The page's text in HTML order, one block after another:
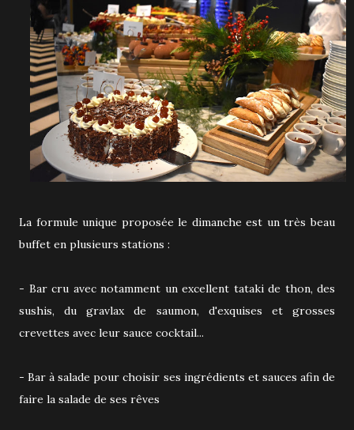
La formule unique proposée le dimanche est un très beau
buffet en plusieurs stations :
- Bar cru avec notamment un excellent tataki de thon, des
sushis, du gravlax de saumon, d'exquises et grosses
crevettes avec leur sauce cocktail...
- Bar à salade pour choisir ses ingrédients et sauces afin de
faire la salade de ses rêves